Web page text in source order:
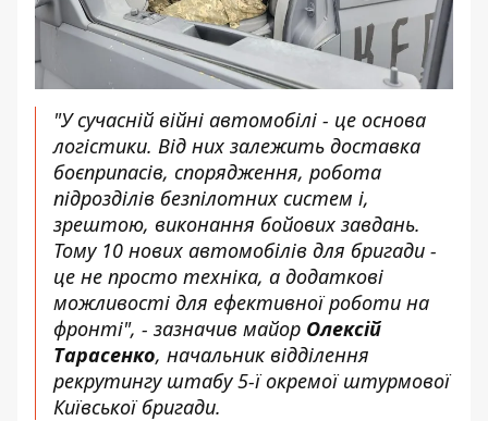
"У сучасній війні автомобілі - це основа
логістики. Від них залежить доставка
боєприпасів, спорядження, робота
підрозділів безпілотних систем і,
зрештою, виконання бойових завдань.
Тому 10 нових автомобілів для бригади -
це не просто техніка, а додаткові
можливості для ефективної роботи на
фронті", - зазначив майор Олексій
Тарасенко, начальник відділення
рекрутингу штабу 5-ї окремої штурмової
Київської бригади.